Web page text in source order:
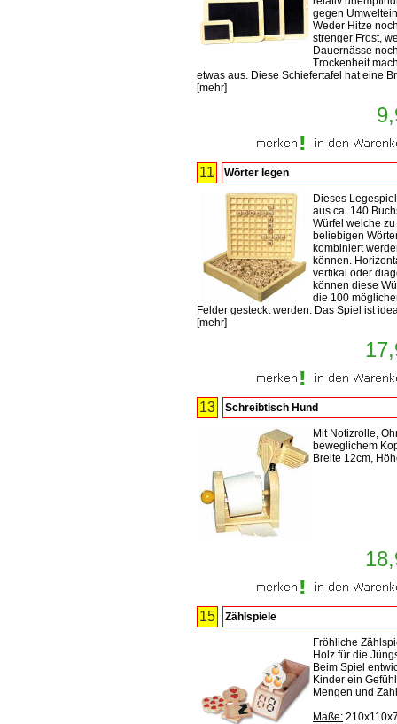
gegen
Weder Hitze
strenger Frost,
Dauernässe
Trockenheit
etwas aus. Diese Schiefertafel hat eine
[mehr]
11 Wörter legen
Dieses
aus ca. 140
Würfel welche zu
beliebigen
kombiniert
können.
vertikal oder
können diese
die 100
Felder gesteckt werden. Das Spiel ist
[mehr]
13 Schreibtisch Hund
Mit Notizrolle,
beweglichem
Breite 12cm,
15 Zählspiele
Fröhliche
Holz für die
Beim Spiel
Kinder ein
Mengen und
Maße: